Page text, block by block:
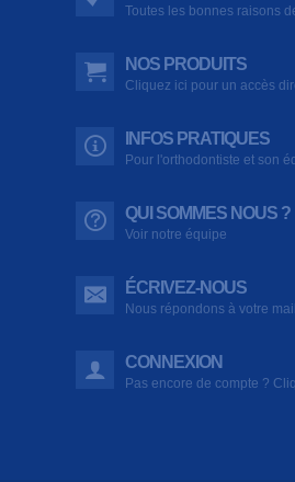
Toutes les bonnes raisons
NOS PRODUITS
Cliquez ici pour un accès
INFOS PRATIQUES
Pour l'orthodontiste et son
QUI SOMMES NOUS ?
Voir notre équipe
ÉCRIVEZ-NOUS
Nous répondons à votre
CONNEXION
Pas encore de compte ?